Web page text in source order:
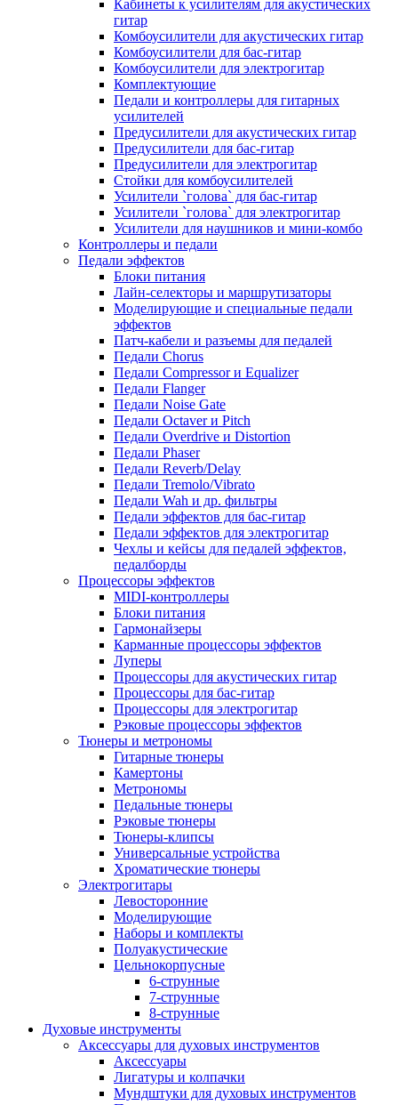
Кабинеты к усилителям для акустических
гитар
Комбоусилители для акустических гитар
Комбоусилители для бас-гитар
Комбоусилители для электрогитар
Комплектующие
Педали и контроллеры для гитарных
усилителей
Предусилители для акустических гитар
Предусилители для бас-гитар
Предусилители для электрогитар
Стойки для комбоусилителей
Усилители `голова` для бас-гитар
Усилители `голова` для электрогитар
Усилители для наушников и мини-комбо
Контроллеры и педали
Педали эффектов
Блоки питания
Лайн-селекторы и маршрутизаторы
Моделирующие и специальные педали
эффектов
Патч-кабели и разъемы для педалей
Педали Chorus
Педали Compressor и Equalizer
Педали Flanger
Педали Noise Gate
Педали Octaver и Pitch
Педали Overdrive и Distortion
Педали Phaser
Педали Reverb/Delay
Педали Tremolo/Vibrato
Педали Wah и др. фильтры
Педали эффектов для бас-гитар
Педали эффектов для электрогитар
Чехлы и кейсы для педалей эффектов,
педалборды
Процессоры эффектов
MIDI-контроллеры
Блоки питания
Гармонайзеры
Карманные процессоры эффектов
Луперы
Процессоры для акустических гитар
Процессоры для бас-гитар
Процессоры для электрогитар
Рэковые процессоры эффектов
Тюнеры и метрономы
Гитарные тюнеры
Камертоны
Метрономы
Педальные тюнеры
Рэковые тюнеры
Тюнеры-клипсы
Универсальные устройства
Хроматические тюнеры
Электрогитары
Левосторонние
Моделирующие
Наборы и комплекты
Полуакустические
Цельнокорпусные
6-струнные
7-струнные
8-струнные
Духовые инструменты
Аксессуары для духовых инструментов
Аксессуары
Лигатуры и колпачки
Мундштуки для духовых инструментов